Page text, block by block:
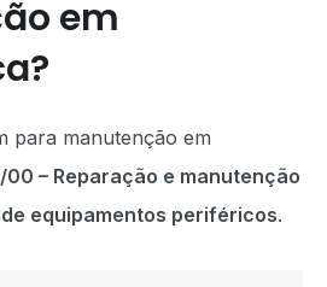
em
para manutenção em
00 – Reparação e manutenção
equipamentos periféricos.